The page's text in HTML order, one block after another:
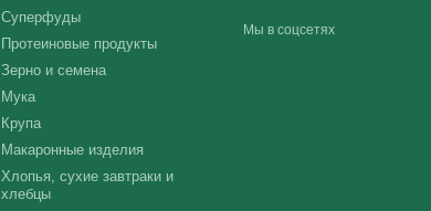
Суперфуды
Протеиновые продукты
Зерно и семена
Мука
Крупа
Макаронные изделия
Хлопья, сухие завтраки и
хлебцы
Мы в соцсетях